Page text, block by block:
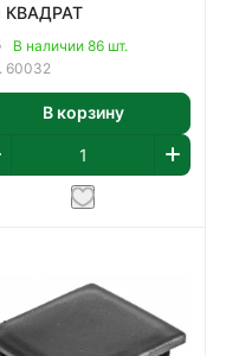
КВАДРАТ
В наличии 86 шт.
60032
В корзину